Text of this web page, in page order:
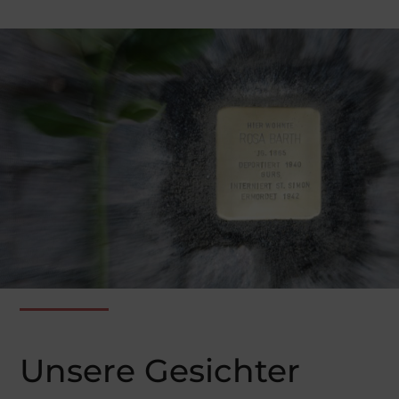
Unsere Gesichter